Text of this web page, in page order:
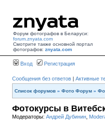
Форум фотографов в Беларуси:
forum.znyata.com
Смотрите также основной портал
фотографов: znyata.com
Вход Регистрация
Сообщения без ответов | Активные
Список форумов » Фото Форум »
Фотокурсы в
Модераторы: Андрей Дубинин